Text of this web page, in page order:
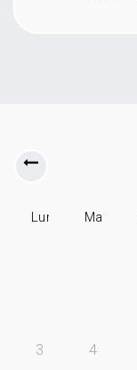
Lundi Mardi
3 4